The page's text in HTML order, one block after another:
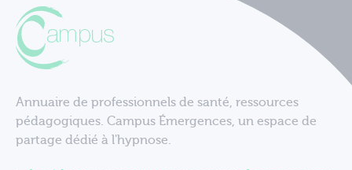
Annuaire de professionnels de santé, ressources
pédagogiques. Campus Émergences, un espace de
partage dédié à l'hypnose.